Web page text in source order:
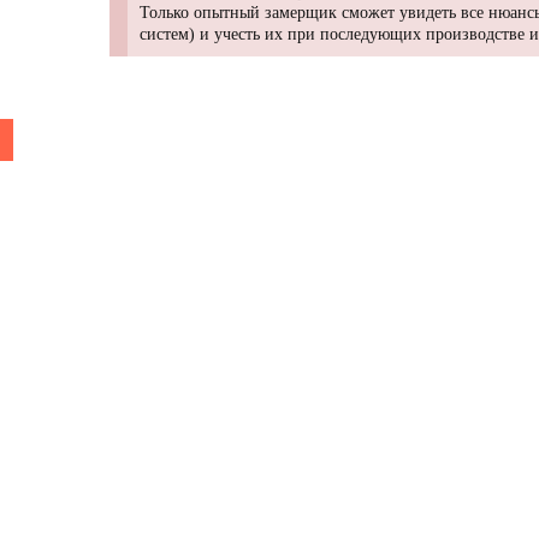
Только опытный замерщик сможет увидеть все
систем) и учесть их при последующих производстве